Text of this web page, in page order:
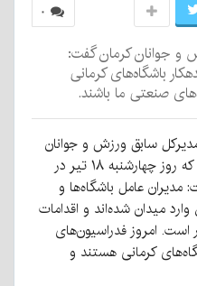
۰
و جوانان کرمان گفت:
باشگاه‌های کرمانی
صنعتی ما باشند.
سابق ورزش و جوانان
استان کرمان در مراسم تودیع خود که روز چهارشنبه ۱۸ تیر در
مدیران عامل باشگاه‌ها و
میدان شده‌اند و اقدامات
است. امروز فدراسیون‌های
کرمانی هستند و